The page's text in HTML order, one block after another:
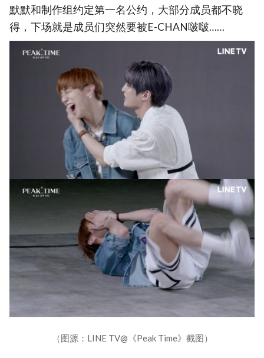
默默和制作组约定第一名公约，大部分成员都不晓
得，下场就是成员们突然要被E-CHAN啵啵……
（图源：LINE TV@《Peak Time》截图）